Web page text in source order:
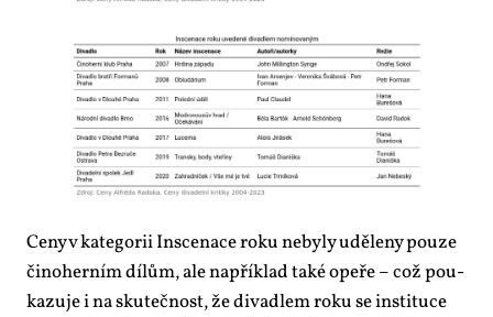
Ce­ny v ka­te­go­rii In­sce­na­ce roku ne­by­ly udě­le­ny pou­ze
či­no­her­ním dí­lům, ale na­pří­klad ta­ké ope­ře – což po­u­
ka­zu­je i na sku­teč­nost, že di­va­dlem roku se in­sti­tu­ce